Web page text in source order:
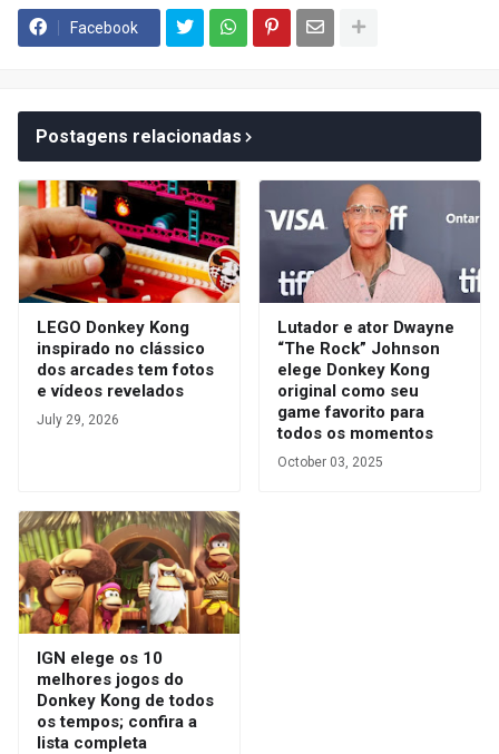
Facebook
Postagens relacionadas
LEGO Donkey Kong
inspirado no clássico
dos arcades tem fotos
e vídeos revelados
July 29, 2026
Lutador e ator Dwayne
“The Rock” Johnson
elege Donkey Kong
original como seu
game favorito para
todos os momentos
October 03, 2025
IGN elege os 10
melhores jogos do
Donkey Kong de todos
os tempos; confira a
lista completa